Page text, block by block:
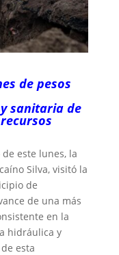
de pesos
sanitaria de
este lunes, la
Silva, visitó la
de
de una más
en la
hidráulica y
esta